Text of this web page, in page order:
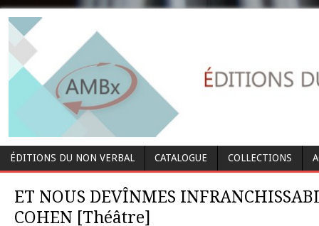
ÉDITIONS DU NON VERBAL CATALOGUE COLLECTIONS
ET NOUS DEVÎNMES
COHEN [Théâtre]